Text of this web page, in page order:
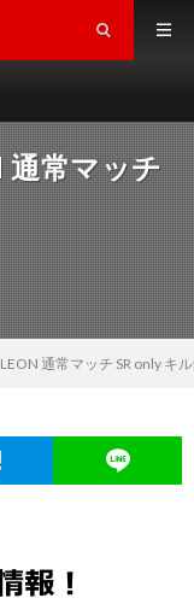
通常マッチ
通常マッチ SR only キ